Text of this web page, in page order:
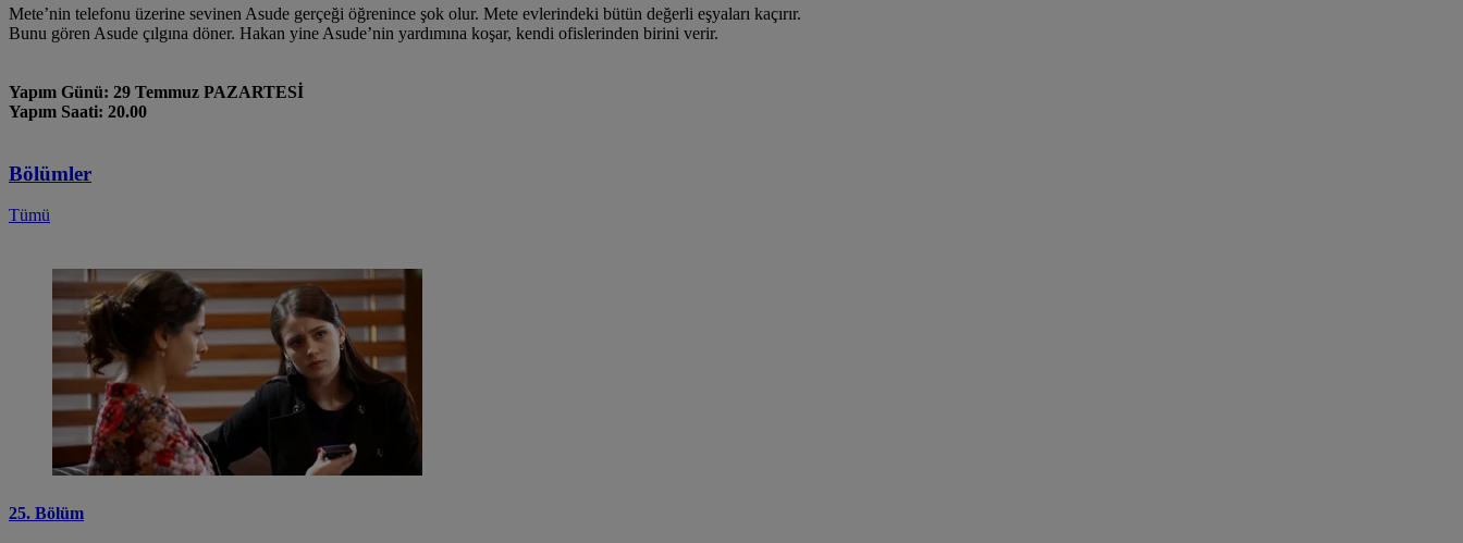
Mete’nin telefonu üzerine sevinen Asude gerçeği öğrenince şok olur. Mete evlerindeki bütün değerli eşyaları kaçırır.
Bunu gören Asude çılgına döner. Hakan yine Asude’nin yardımına koşar, kendi ofislerinden birini verir.
Yapım Günü: 29 Temmuz PAZARTESİ
Yapım Saati: 20.00
Bölümler
Tümü
25. Bölüm